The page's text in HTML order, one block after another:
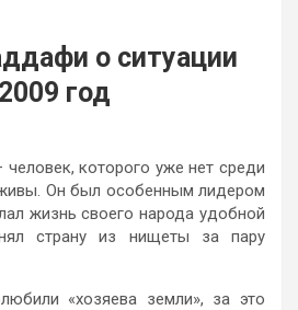
о ситуации
год
которого уже нет среди
Он был особенным лидером
жизнь своего народа удобной
страну из нищеты за пару
«хозяева земли», за это